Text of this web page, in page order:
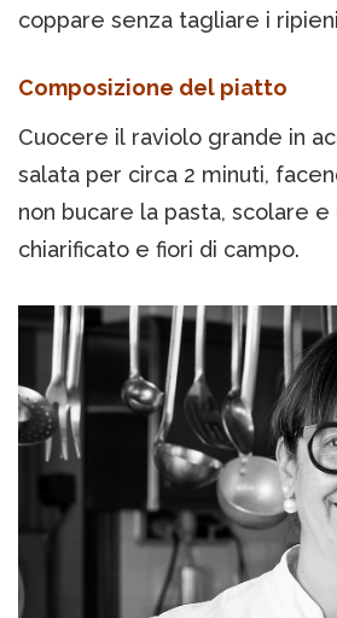
coppare senza tagliare i
Composizione del piatto
Cuocere il raviolo grande in
salata per circa 2 minuti,
non bucare la pasta, scolare
chiarificato e fiori di campo.